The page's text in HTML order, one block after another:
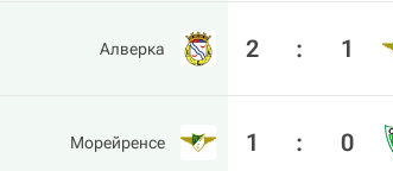
Алверка 2 : 1
Морейренсе 1 : 0